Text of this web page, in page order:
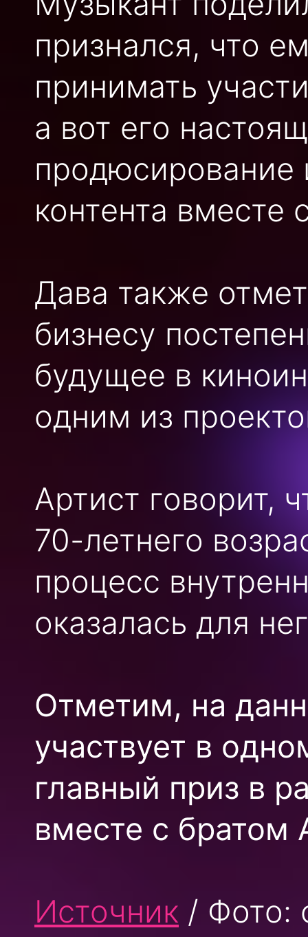
признался, что
принимать
а вот его
продюсирование
контента вместе
Дава также
бизнесу
будущее в
одним из
Артист говорит,
70-летнего
процесс
оказалась для
Отметим, на
участвует в
главный приз в
вместе с
Источник / Фото: